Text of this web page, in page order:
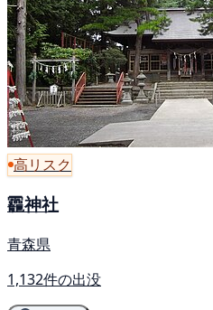
高リスク
龗神社
青森県
1,132件の出没